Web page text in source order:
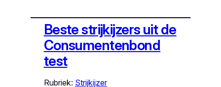
Beste strijkijzers uit de
Consumentenbond
test
Rubriek: Strijkijzer